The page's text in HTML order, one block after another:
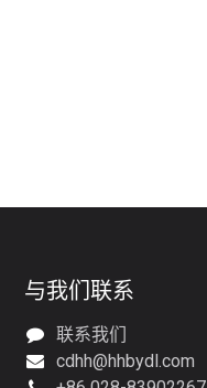
与我们联系
联系我们
cdhh@hhbydl.com